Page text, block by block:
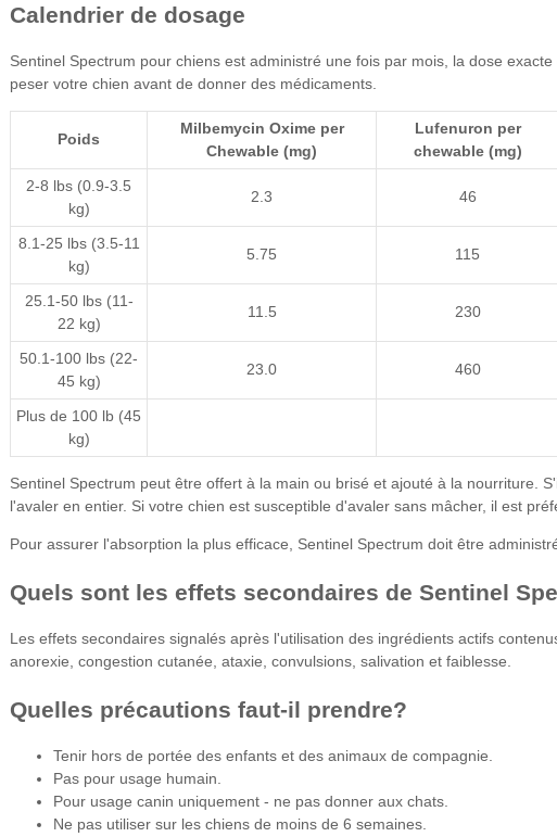
Calendrier de dosage
Sentinel Spectrum pour chiens est administré une fois par mois, la dose
peser votre chien avant de donner des médicaments.
Poids
Milbemycin Oximeper
Chewable (mg)
Lufenuron per
chewable (mg)
2-8 lbs (0.9-3.5
kg)
2.3 46
8.1-25 lbs (3.5-11
kg)
5.75 115
25.1-50 lbs (11-
22 kg)
11.5 230
50.1-100 lbs (22-
45 kg)
23.0 460
Plus de 100 lb (45
kg)
Sentinel Spectrum peut être offert à la main ou brisé et ajouté à la nourriture.
l'avaler en entier. Si votre chien est susceptible d'avaler sans mâcher, il est
Pour assurer l'absorption la plus efficace, Sentinel Spectrum doit être
Quels sont les effets secondaires de Sentinel
Les effets secondaires signalés après l'utilisation des ingrédients actifs
anorexie, congestion cutanée, ataxie, convulsions, salivation et faiblesse.
Quelles précautions faut-il prendre?
Tenir hors de portée des enfants et des animaux de compagnie.
Pas pour usage humain.
Pour usage canin uniquement - ne pas donner aux chats.
Ne pas utiliser sur les chiens de moins de 6 semaines.